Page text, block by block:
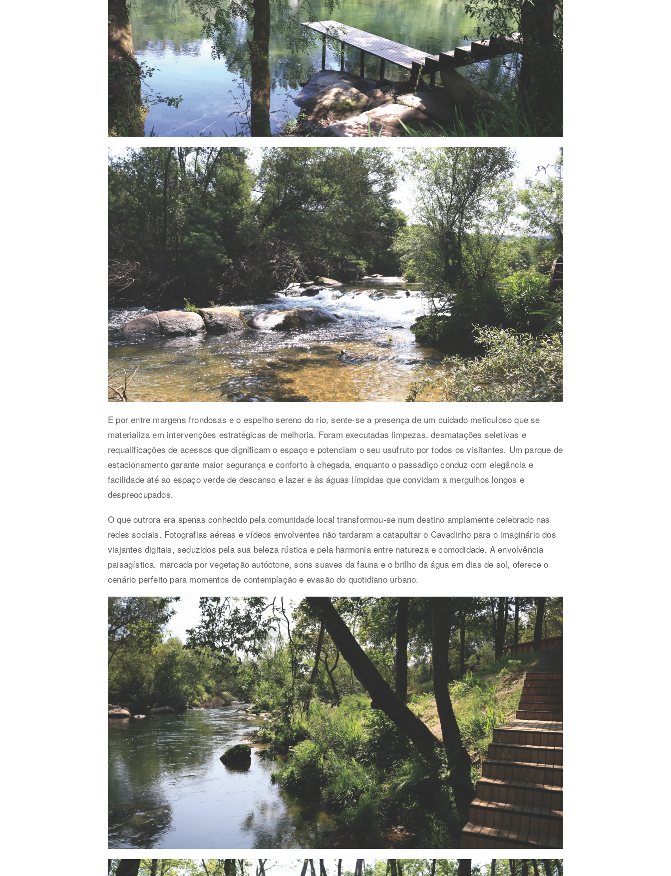
E por entre margens frondosas e o espelho sereno do rio, sente-se a presença de um cuidado meticuloso que se
materializa em intervenções estratégicas de melhoria. Foram executadas limpezas, desmatações seletivas e
requalificações de acessos que dignificam o espaço e potenciam o seu usufruto por todos os visitantes. Um parque de
estacionamento garante maior segurança e conforto à chegada, enquanto o passadiço conduz com elegância e
facilidade até ao espaço verde de descanso e lazer e às águas límpidas que convidam a mergulhos longos e
despreocupados.
O que outrora era apenas conhecido pela comunidade local transformou-se num destino amplamente celebrado nas
redes sociais. Fotografias aéreas e vídeos envolventes não tardaram a catapultar o Cavadinho para o imaginário dos
viajantes digitais, seduzidos pela sua beleza rústica e pela harmonia entre natureza e comodidade. A envolvência
paisagística, marcada por vegetação autóctone, sons suaves da fauna e o brilho da água em dias de sol, oferece o
cenário perfeito para momentos de contemplação e evasão do quotidiano urbano.